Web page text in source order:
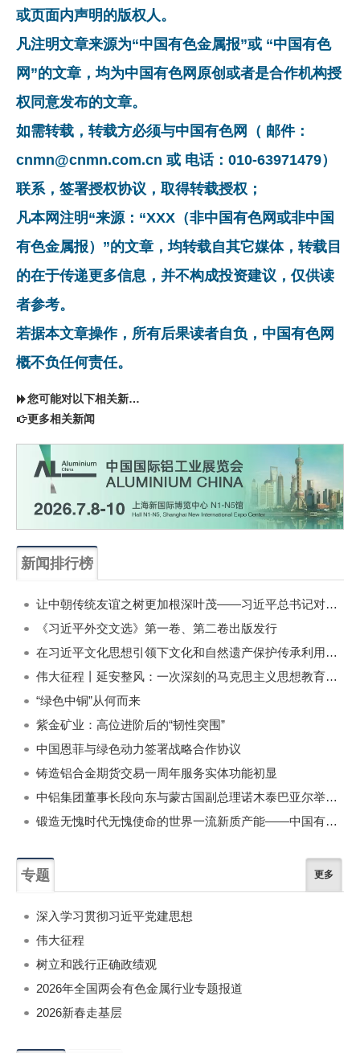
或页面内声明的版权人。
凡注明文章来源为“中国有色金属报”或 “中国有色
网”的文章，均为中国有色网原创或者是合作机构授
权同意发布的文章。
如需转载，转载方必须与中国有色网（ 邮件：
cnmn@cnmn.com.cn 或 电话：010-63971479）
联系，签署授权协议，取得转载授权；
凡本网注明“来源：“XXX（非中国有色网或非中国
有色金属报）”的文章，均转载自其它媒体，转载目
的在于传递更多信息，并不构成投资建议，仅供读
者参考。
若据本文章操作，所有后果读者自负，中国有色网
概不负任何责任。
您可能对以下相关新闻同样感兴趣
更多相关新闻
新闻排行榜
让中朝传统友谊之树更加根深叶茂——习近平总书记对朝鲜进行国事访问纪实
《习近平外交文选》第一卷、第二卷出版发行
在习近平文化思想引领下文化和自然遗产保护传承利用工作开创新局面
伟大征程丨延安整风：一次深刻的马克思主义思想教育运动
“绿色中铜”从何而来
紫金矿业：高位进阶后的“韧性突围”
中国恩菲与绿色动力签署战略合作协议
铸造铝合金期货交易一周年服务实体功能初显
中铝集团董事长段向东与蒙古国副总理诺木泰巴亚尔举行会谈
锻造无愧时代无愧使命的世界一流新质产能——中国有色金属工业的战略应对与破局之道（二）
专题 更多
深入学习贯彻习近平党建思想
伟大征程
树立和践行正确政绩观
2026年全国两会有色金属行业专题报道
2026新春走基层